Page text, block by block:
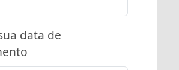
data de